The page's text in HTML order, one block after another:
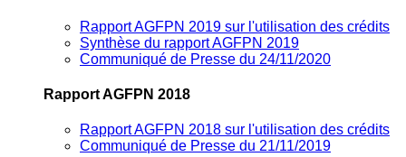
Rapport AGFPN 2019 sur l'utilisation des crédits
Synthèse du rapport AGFPN 2019
Communiqué de Presse du 24/11/2020
Rapport AGFPN 2018
Rapport AGFPN 2018 sur l'utilisation des crédits
Communiqué de Presse du 21/11/2019